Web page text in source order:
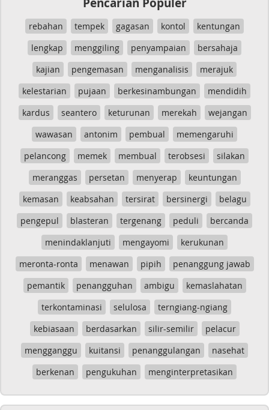
rebahan tempek gagasan kontol
kentungan
lengkap
menggiling penyampaian
bersahaja
kajian
pengemasan menganalisis
merajuk
kelestarian
pujaan berkesinambungan
mendidih
kardus
seantero keturunan merekah
wejangan
wawasan
antonim pembual
memengaruhi
pelancong
memek membual terobsesi
silakan
meranggas
persetan menyerap
keuntungan
kemasan
keabsahan tersirat bersinergi
belagu
pengepul
blasteran tergenang peduli
bercanda
menindaklanjuti
mengayomi
kerukunan
meronta-ronta
menawan pipih
penanggung jawab
pemantik
penangguhan ambigu
kemaslahatan
terkontaminasi
selulosa
terngiang-ngiang
kebiasaan
berdasarkan silir-semilir
pelacur
mengganggu
kuitansi penanggulangan
nasehat
berkenan
pengukuhan menginterpretasikan